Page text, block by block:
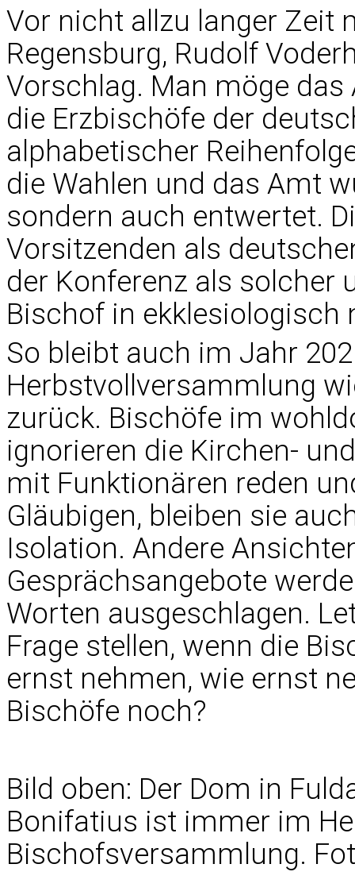
Vor nicht allzu langer Zeit
Regensburg, Rudolf
Vorschlag. Man möge
die Erzbischöfe der
alphabetischer
die Wahlen und das Amt
sondern auch entwertet.
Vorsitzenden als
der Konferenz als solcher
Bischof in ekklesiologisch
So bleibt auch im Jahr
Herbstvollversammlung
zurück. Bischöfe im
ignorieren die Kirchen-
mit Funktionären reden
Gläubigen, bleiben sie
Isolation. Andere
Gesprächsangebote
Worten ausgeschlagen.
Frage stellen, wenn die
ernst nehmen, wie ernst
Bischöfe noch?
Bild oben: Der Dom in
Bonifatius ist immer im
Bischofsversammlung.